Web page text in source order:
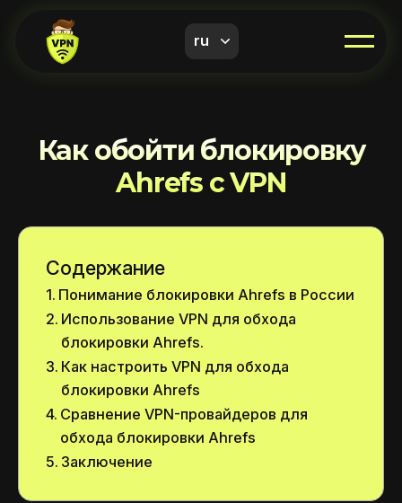
ru
Как обойти блокировку
Ahrefs с VPN
Содержание
Понимание блокировки Ahrefs в России
Использование VPN для обхода
блокировки Ahrefs.
Как настроить VPN для обхода
блокировки Ahrefs
Сравнение VPN-провайдеров для
обхода блокировки Ahrefs
Заключение